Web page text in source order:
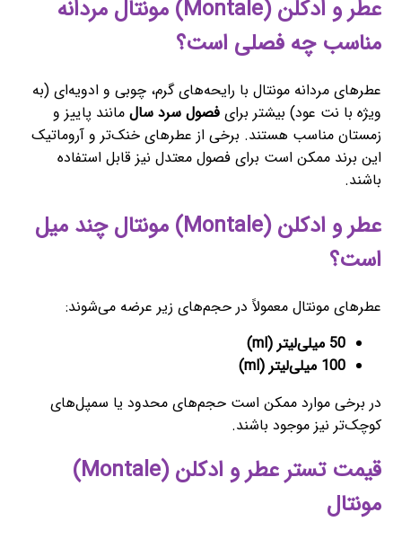
عطر و ادکلن (Montale) مونتال مردانه
مناسب چه فصلی است؟
عطرهای مردانه مونتال با رایحه‌های گرم، چوبی و ادویه‌ای (به
ویژه با نت عود) بیشتر برای فصول سرد سال مانند پاییز و
زمستان مناسب هستند. برخی از عطرهای خنک‌تر و آروماتیک
این برند ممکن است برای فصول معتدل نیز قابل استفاده
باشند.
عطر و ادکلن (Montale) مونتال چند میل
است؟
عطرهای مونتال معمولاً در حجم‌های زیر عرضه می‌شوند:
50 میلی‌لیتر (ml)
100 میلی‌لیتر (ml)
در برخی موارد ممکن است حجم‌های محدود یا سمپل‌های
کوچک‌تر نیز موجود باشند.
قیمت تستر عطر و ادکلن (Montale)
مونتال